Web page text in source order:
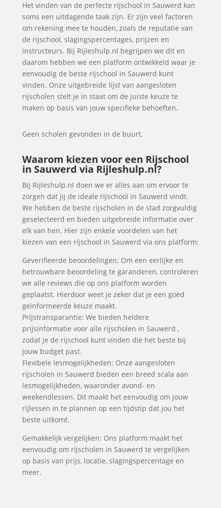
Het vinden van de perfecte rijschool in Sauwerd kan
soms een uitdagende taak zijn. Er zijn veel factoren
om rekening mee te houden, zoals de reputatie van
de rijschool, slagingspercentages, prijzen en
instructeurs. Bij Rijleshulp.nl begrijpen we dit en
daarom hebben we een platform ontwikkeld waar je
eenvoudig de beste rijschool in Sauwerd kunt
vinden. Onze uitgebreide lijst van aangesloten
rijscholen stelt je in staat om de juiste keuze te
maken op basis van jouw specifieke behoeften.
Geen scholen gevonden in de buurt.
Waarom kiezen voor een Rijschool
in Sauwerd via Rijleshulp.nl?
Bij Rijleshulp.nl doen we er alles aan om ervoor te
zorgen dat jij de ideale rijschool in Sauwerd vindt.
We hebben de beste rijscholen in de stad zorgvuldig
geselecteerd en bieden uitgebreide informatie over
elk van hen. Hier zijn enkele voordelen van het
kiezen van een rijschool in Sauwerd via ons platform:
Geverifieerde beoordelingen: Om een eerlijke en
betrouwbare beoordeling te garanderen, controleren
we alle reviews die op ons platform worden
geplaatst. Hierdoor weet je zeker dat je een goed
geïnformeerde keuze maakt.
Prijstransparantie: We bieden heldere
prijsinformatie voor alle rijscholen in Sauwerd ,
zodat je de rijschool kunt vinden die het beste bij
jouw budget past.
Flexibele lesmogelijkheden: Onze aangesloten
rijscholen in Sauwerd bieden een breed scala aan
lesmogelijkheden, waaronder avond- en
weekendlessen. Dit maakt het eenvoudig om jouw
rijlessen in te plannen op een tijdstip dat jou het
beste uitkomt.
Gemakkelijk vergelijken: Ons platform maakt het
eenvoudig om rijscholen in Sauwerd te vergelijken
op basis van prijs, locatie, slagingspercentage en
meer.